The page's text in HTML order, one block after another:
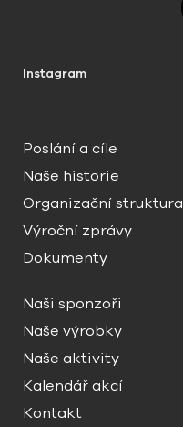
Poslání a cíle
Naše historie
Organizační struktura
Výroční zprávy
Dokumenty
Naši sponzoři
Naše výrobky
Naše aktivity
Kalendář akcí
Kontakt
Instagram